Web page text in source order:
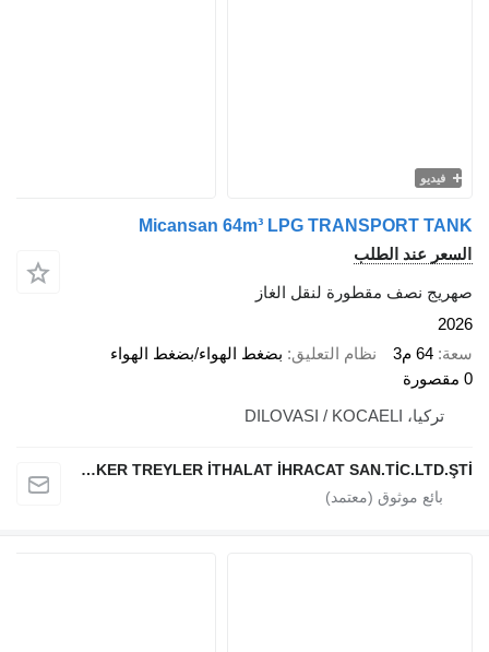
Micansan 64m³ LPG TRANSPORT
عند الطلب
نصف مقطورة لنقل الغاز
64 م3 نظام التعليق بضغط الهواء/بضغط الهواء
MİCANSAN TANKER TREYLER İTHALAT İHRACAT SAN.TİC.LTD.ŞTİ.